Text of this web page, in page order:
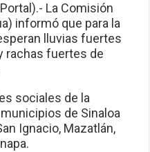
La Comisión
informó que para la
lluvias fuertes
rachas fuertes de
sociales de la
de Sinaloa
Ignacio, Mazatlán,